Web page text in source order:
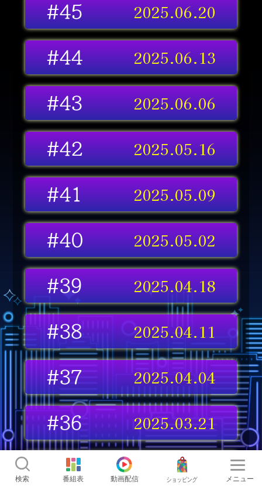
#45 2025.06.20
#44 2025.06.13
#43 2025.06.06
#42 2025.05.16
#41 2025.05.09
#40 2025.05.02
#39 2025.04.18
#38 2025.04.11
#37 2025.04.04
#36 2025.03.21
#35 2025.03.14
検索 番組表 動画配信 ショッピング メニュー